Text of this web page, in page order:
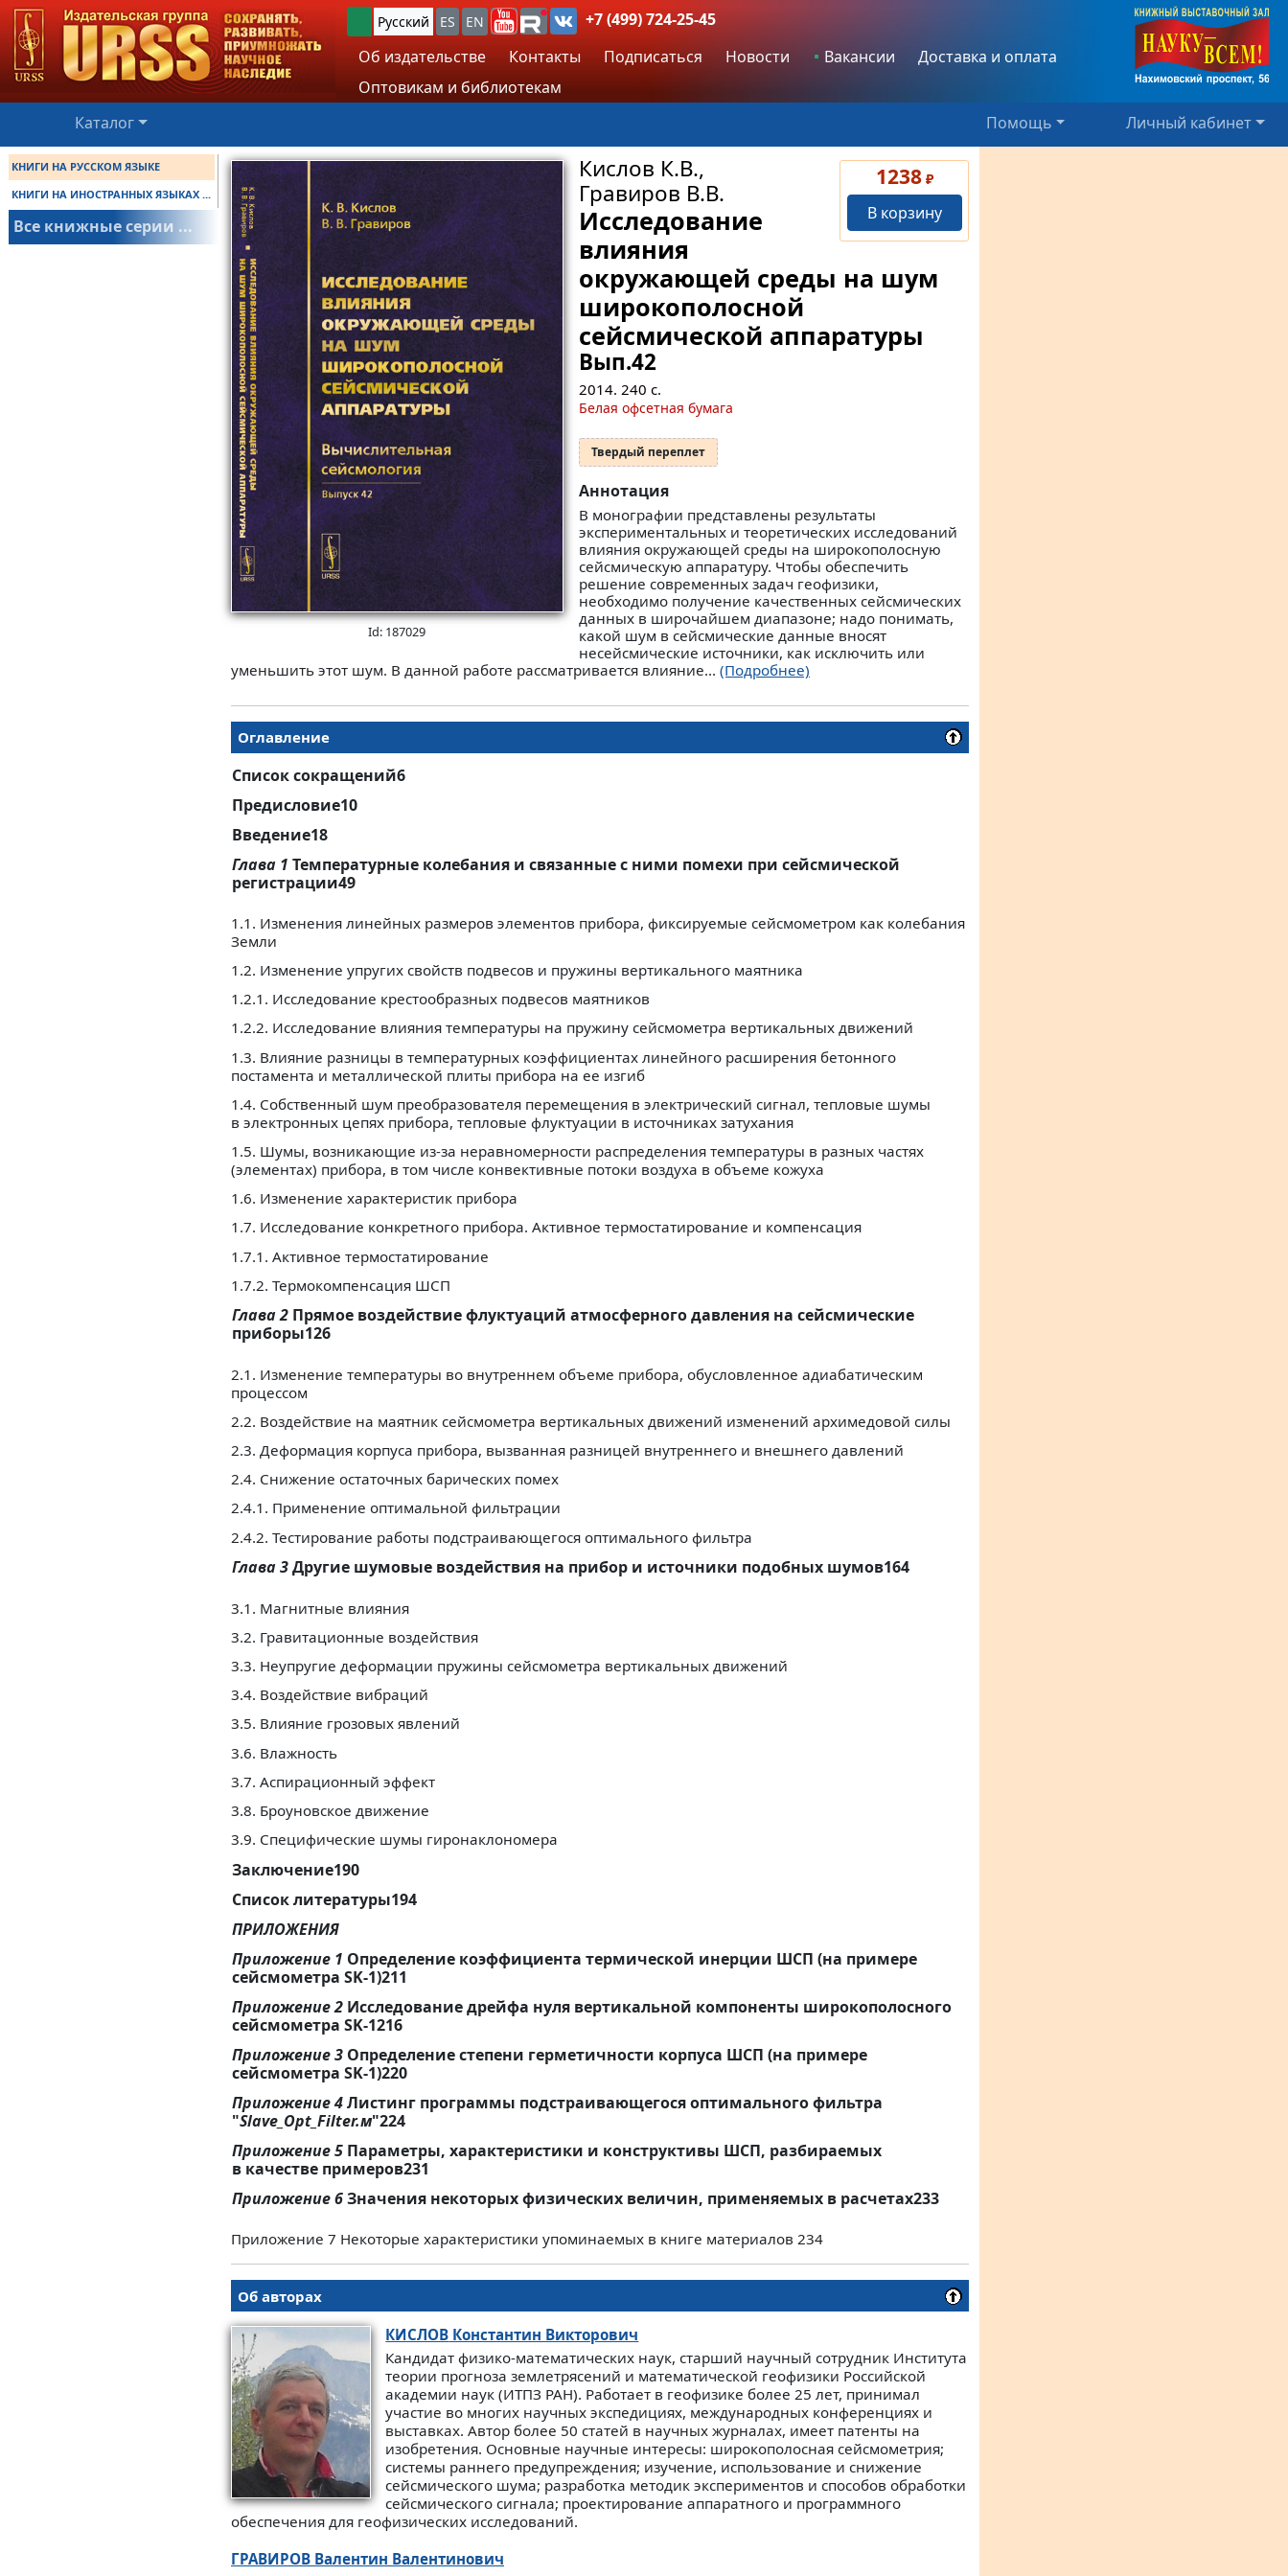
Русский ES EN
+7 (499) 724-25-45
Об издательстве
Контакты Подписаться Новости Вакансии
Доставка и оплата
Оптовикам и библиотекам
Каталог
Помощь Личный кабинет
КНИГИ НА РУССКОМ ЯЗЫКЕ
КНИГИ НА ИНОСТРАННЫХ ЯЗЫКАХ ...
Все книжные серии ...
Id: 187029
1238₽
В корзину
Кислов К.В.,
Гравиров В.В.
Исследование
влияния
окружающей среды на шум
широкополосной
сейсмической аппаратуры
Вып.42
2014. 240 с.
Белая офсетная бумага
Твердый переплет
Аннотация
В монографии представлены результаты
экспериментальных и теоретических исследований
влияния окружающей среды на широкополосную
сейсмическую аппаратуру. Чтобы обеспечить
решение современных задач геофизики,
необходимо получение качественных сейсмических
данных в широчайшем диапазоне; надо понимать,
какой шум в сейсмические данные вносят
несейсмические источники, как исключить или
уменьшить этот шум. В данной работе рассматривается влияние... (Подробнее)
Оглавление
Список сокращений6
Предисловие10
Введение18
Глава 1 Температурные колебания и связанные с ними помехи при сейсмической
регистрации49
1.1. Изменения линейных размеров элементов прибора, фиксируемые сейсмометром как колебания
Земли
1.2. Изменение упругих свойств подвесов и пружины вертикального маятника
1.2.1. Исследование крестообразных подвесов маятников
1.2.2. Исследование влияния температуры на пружину сейсмометра вертикальных движений
1.3. Влияние разницы в температурных коэффициентах линейного расширения бетонного
постамента и металлической плиты прибора на ее изгиб
1.4. Собственный шум преобразователя перемещения в электрический сигнал, тепловые шумы
в электронных цепях прибора, тепловые флуктуации в источниках затухания
1.5. Шумы, возникающие из-за неравномерности распределения температуры в разных частях
(элементах) прибора, в том числе конвективные потоки воздуха в объеме кожуха
1.6. Изменение характеристик прибора
1.7. Исследование конкретного прибора. Активное термостатирование и компенсация
1.7.1. Активное термостатирование
1.7.2. Термокомпенсация ШСП
Глава 2 Прямое воздействие флуктуаций атмосферного давления на сейсмические
приборы126
2.1. Изменение температуры во внутреннем объеме прибора, обусловленное адиабатическим
процессом
2.2. Воздействие на маятник сейсмометра вертикальных движений изменений архимедовой силы
2.3. Деформация корпуса прибора, вызванная разницей внутреннего и внешнего давлений
2.4. Снижение остаточных барических помех
2.4.1. Применение оптимальной фильтрации
2.4.2. Тестирование работы подстраивающегося оптимального фильтра
Глава 3Другие шумовые воздействия на прибор и источники подобных шумов164
3.1. Магнитные влияния
3.2. Гравитационные воздействия
3.3. Неупругие деформации пружины сейсмометра вертикальных движений
3.4. Воздействие вибраций
3.5. Влияние грозовых явлений
3.6. Влажность
3.7. Аспирационный эффект
3.8. Броуновское движение
3.9. Специфические шумы гиронаклономера
Заключение190
Список литературы194
ПРИЛОЖЕНИЯ
Приложение 1 Определение коэффициента термической инерции ШСП (на примере
сейсмометра SK-1)211
Приложение 2 Исследование дрейфа нуля вертикальной компоненты широкополосного
сейсмометра SK-1216
Приложение 3 Определение степени герметичности корпуса ШСП (на примере
сейсмометра SK-1)220
Приложение 4Листинг программы подстраивающегося оптимального фильтра
"Slave_Opt_Filter.м"224
Приложение 5 Параметры, характеристики и конструктивы ШСП, разбираемых
в качестве примеров231
Приложение 6Значения некоторых физических величин, применяемых в расчетах233
Приложение 7 Некоторые характеристики упоминаемых в книге материалов 234
Об авторах
КИСЛОВ Константин Викторович
Кандидат физико-математических наук, старший научный сотрудник Института
теории прогноза землетрясений и математической геофизики Российской
академии наук (ИТПЗ РАН). Работает в геофизике более 25 лет, принимал
участие во многих научных экспедициях, международных конференциях и
выставках. Автор более 50 статей в научных журналах, имеет патенты на
изобретения. Основные научные интересы: широкополосная сейсмометрия;
системы раннего предупреждения; изучение, использование и снижение
сейсмического шума; разработка методик экспериментов и способов обработки
сейсмического сигнала; проектирование аппаратного и программного
обеспечения для геофизических исследований.
ГРАВИРОВ Валентин Валентинович